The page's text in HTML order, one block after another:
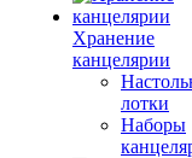
Хранение
канцелярии
лотки
Наборы